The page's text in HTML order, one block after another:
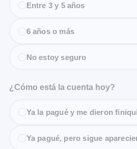
Entre 3 y 5 años
6 años o más
No estoy seguro
¿Cómo está la cuenta hoy?
Ya la pagué y me dieron
Ya pagué, pero sigue